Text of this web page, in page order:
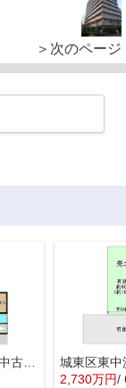
＞次のページ
旭区大宮2丁目 中古戸建
2,730万円/